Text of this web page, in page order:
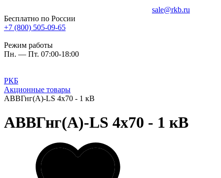
sale@rkb.ru
Бесплатно по России
+7 (800) 505-09-65
Режим работы
Пн. — Пт. 07:00-18:00
РКБ
Акционные товары
АВВГнг(А)-LS 4х70 - 1 кВ
АВВГнг(А)-LS 4х70 - 1 кВ